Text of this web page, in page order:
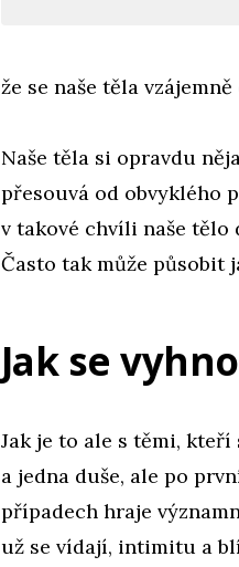
že se naše těla vzájemně
Naše těla si opravdu
přesouvá od obvyklého
v takové chvíli naše tělo
Často tak může působit
Jak se
Jak je to ale s těmi,
a jedna duše, ale po
případech hraje
už se vídají, intimitu a